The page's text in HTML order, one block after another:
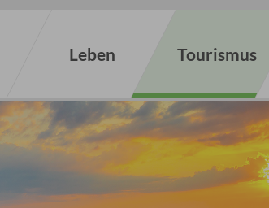
Leben Tourismus